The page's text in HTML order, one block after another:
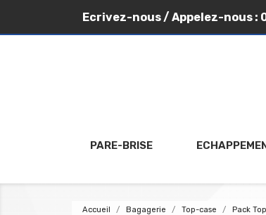
Ecrivez-nous/ Appelez-nous :
PARE-BRISE
Accueil Bagagerie Top-case Pack